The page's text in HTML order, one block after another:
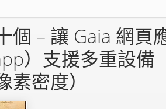
個 – 讓 Gaia 網頁
）支援多重設備
素密度）